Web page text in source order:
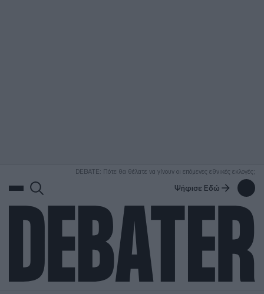
DEBATE: Πότε θα θέλατε να γίνουν οι επόμενες εθνικές εκλογές;
Ψήφισε Εδώ